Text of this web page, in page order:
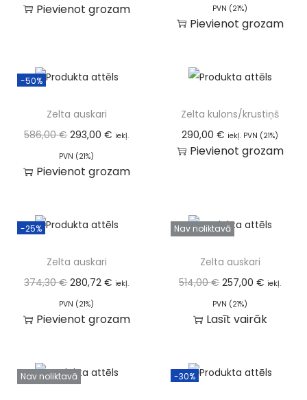
Pievienot grozam
PVN (21%)
Pievienot grozam
-50%
Zelta auskari
586,00€ 293,00€ iekļ.
PVN (21%)
Pievienot grozam
Zelta kulons/krustiņš
290,00€ iekļ. PVN (21%)
Pievienot grozam
-25%
Zelta auskari
374,30€ 280,72€ iekļ.
PVN (21%)
Pievienot grozam
Nav noliktavā
Zelta auskari
514,00€ 257,00€ iekļ.
PVN (21%)
Lasīt vairāk
Nav noliktavā -30%